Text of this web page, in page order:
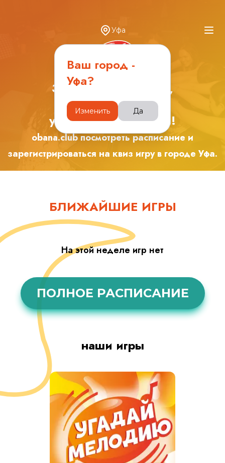
Уфа
Ваш город -
Уфа?
Изменить Да
Зарядись эмоциями,
играя с друзьями в
увлекательные игры!
obana.club посмотреть расписание и
зарегистрироваться на квиз игру в городе Уфа.
БЛИЖАЙШИЕ ИГРЫ
На этой неделе игр нет
ПОЛНОЕ РАСПИСАНИЕ
наши игры